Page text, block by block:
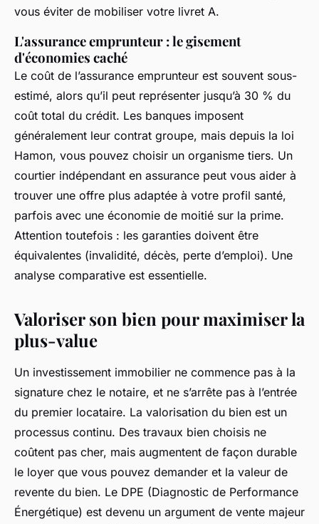
vous éviter de mobiliser votre livret A.
L'assurance emprunteur : le gisement
d'économies caché
Le coût de l’assurance emprunteur est souvent sous-
estimé, alors qu’il peut représenter jusqu’à 30 % du
coût total du crédit. Les banques imposent
généralement leur contrat groupe, mais depuis la loi
Hamon, vous pouvez choisir un organisme tiers. Un
courtier indépendant en assurance peut vous aider à
trouver une offre plus adaptée à votre profil santé,
parfois avec une économie de moitié sur la prime.
Attention toutefois : les garanties doivent être
équivalentes (invalidité, décès, perte d’emploi). Une
analyse comparative est essentielle.
Valoriser son bien pour maximiser la
plus-value
Un investissement immobilier ne commence pas à la
signature chez le notaire, et ne s’arrête pas à l’entrée
du premier locataire. La valorisation du bien est un
processus continu. Des travaux bien choisis ne
coûtent pas cher, mais augmentent de façon durable
le loyer que vous pouvez demander et la valeur de
revente du bien. Le DPE (Diagnostic de Performance
Énergétique) est devenu un argument de vente majeur